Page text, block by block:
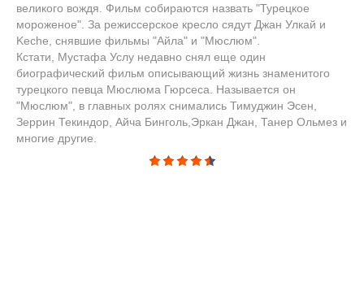
великого вождя. Фильм собираются назвать "Турецкое
мороженое". За режиссерское кресло сядут Джан Улкай и
Keche, снявшие фильмы "Айла" и "Мюслюм".
Кстати, Мустафа Услу недавно снял еще один
биографический фильм описывающий жизнь знаменитого
турецкого певца Мюслюма Гюрсеса. Называется он
"Мюслюм", в главных ролях снимались Тимуджин Эсен,
Зеррин Текиндор, Айча Бинголь,Эркан Джан, Танер Ольмез и
многие другие.